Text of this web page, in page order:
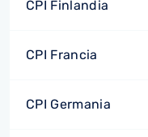
CPI Finlandia
CPI Francia
CPI Germania